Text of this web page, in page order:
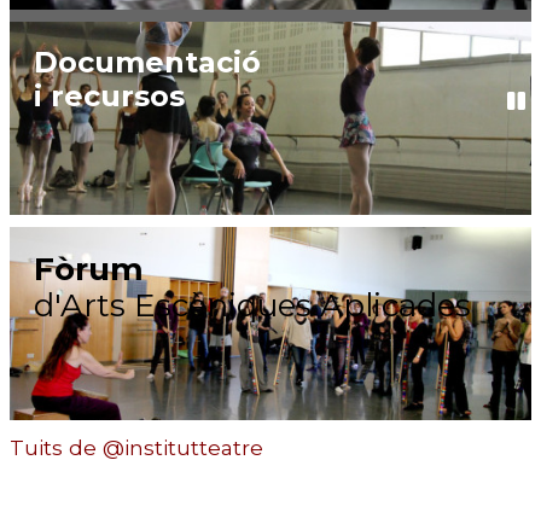
Documentació
i recursos
Fòrum
d'Arts Escèniques Aplicades
Tuits de @institutteatre